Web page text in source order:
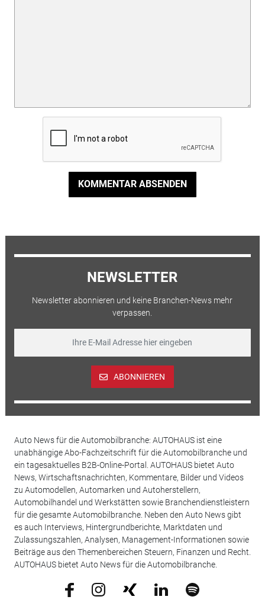
KOMMENTAR ABSENDEN
NEWSLETTER
Newsletter abonnieren und keine Branchen-News mehr
verpassen.
ABONNIEREN
Auto News für die Automobilbranche: AUTOHAUS ist eine
unabhängige Abo-Fachzeitschrift für die Automobilbranche und
ein tagesaktuelles B2B-Online-Portal. AUTOHAUS bietet Auto
News, Wirtschaftsnachrichten, Kommentare, Bilder und Videos
zu Automodellen, Automarken und Autoherstellern,
Automobilhandel und Werkstätten sowie Branchendienstleistern
für die gesamte Automobilbranche. Neben den Auto News gibt
es auch Interviews, Hintergrundberichte, Marktdaten und
Zulassungszahlen, Analysen, Management-Informationen sowie
Beiträge aus den Themenbereichen Steuern, Finanzen und Recht.
AUTOHAUS bietet Auto News für die Automobilbranche.